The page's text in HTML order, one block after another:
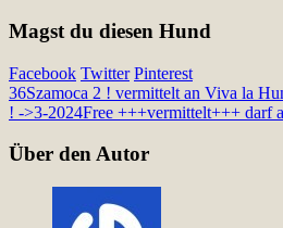
Magst du diesen Hund
Facebook Twitter Pinterest
36Szamoca 2 ! vermittelt an Viva la
! ->3-2024Free +++vermittelt+++ darf
Über den Autor